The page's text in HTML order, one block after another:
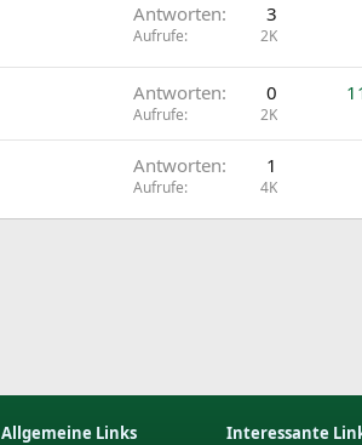
Antworten 3
Aufrufe 2K
Antworten 0
Aufrufe 2K
Antworten 1
Aufrufe 4K
Allgemeine Links
Interessante